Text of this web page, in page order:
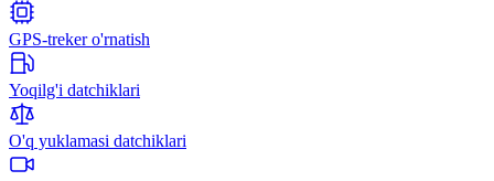
GPS-treker o'rnatish
Yoqilg'i datchiklari
O'q yuklamasi datchiklari